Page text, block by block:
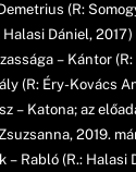
(R:
Halasi Dániel, 2017)
– Kántor
(R: Éry-Kovács
– Katona; az
2019.
– Rabló (R.: Halasi